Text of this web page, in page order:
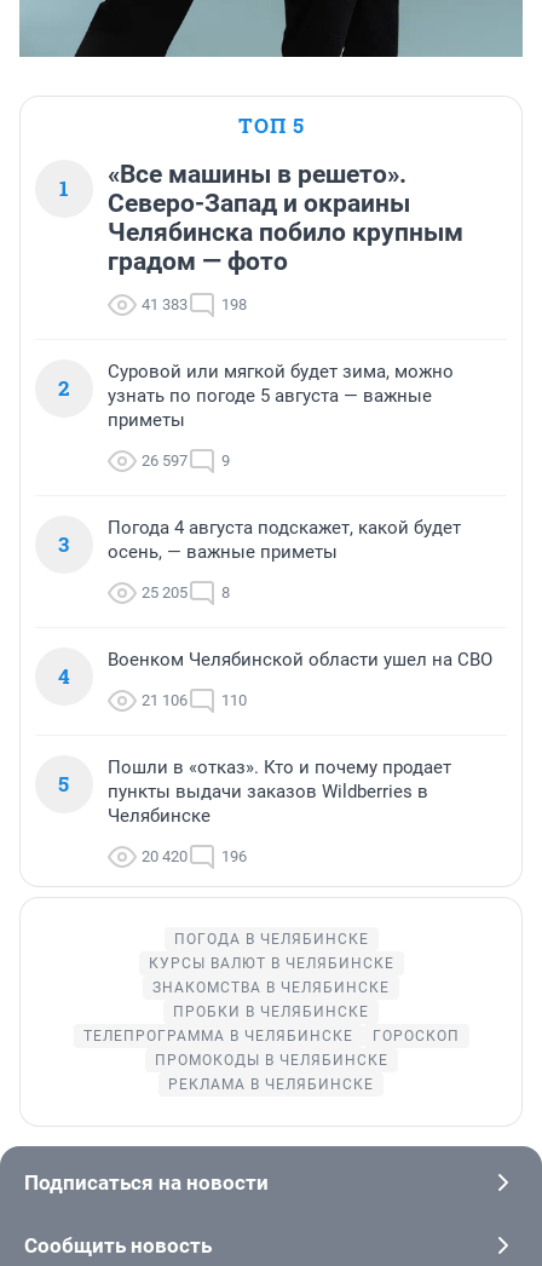
ТОП 5
1
«Все машины в решето».
Северо-Запад и окраины
Челябинска побило крупным
градом — фото
41 383 198
2
Суровой или мягкой будет зима, можно
узнать по погоде 5 августа — важные
приметы
26 597 9
3
Погода 4 августа подскажет, какой будет
осень, — важные приметы
25 205 8
4
Военком Челябинской области ушел на СВО
21 106 110
5
Пошли в «отказ». Кто и почему продает
пункты выдачи заказов Wildberries в
Челябинске
20 420 196
ПОГОДА В ЧЕЛЯБИНСКЕ
КУРСЫ ВАЛЮТ В ЧЕЛЯБИНСКЕ
ЗНАКОМСТВА В ЧЕЛЯБИНСКЕ
ПРОБКИ В ЧЕЛЯБИНСКЕ
ТЕЛЕПРОГРАММА В ЧЕЛЯБИНСКЕ
ГОРОСКОП
ПРОМОКОДЫ В ЧЕЛЯБИНСКЕ
РЕКЛАМА В ЧЕЛЯБИНСКЕ
Подписаться на новости
Сообщить новость